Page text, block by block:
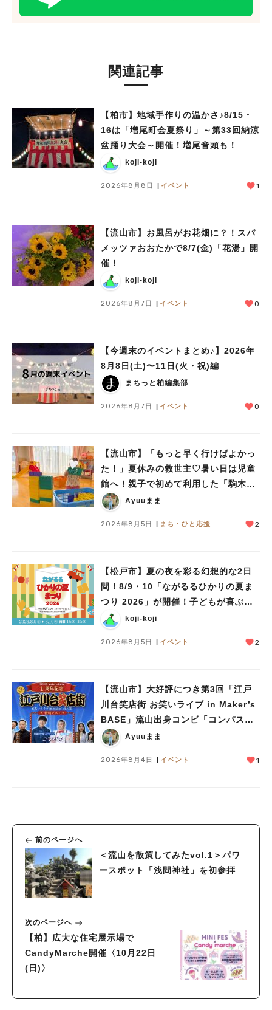
関連記事
【柏市】地域手作りの温かさ♪8/15・
16は「増尾町会夏祭り」～第33回納涼
盆踊り大会～開催！増尾音頭も！
koji-koji
2026年8月8日 イベント 1
【流山市】お風呂がお花畑に？！スパ
メッツァおおたかで8/7(金)「花湯」開
催！
koji-koji
2026年8月7日 イベント 0
【今週末のイベントまとめ♪】2026年
8月8日(土)〜11日(火・祝)編
まちっと柏編集部
2026年8月7日 イベント 0
【流山市】「もっと早く行けばよかっ
た！」夏休みの救世主♡暑い日は児童
館へ！親子で初めて利用した「駒木台
児童館」レポート
Ayuuまま
2026年8月5日 まち・ひと応援 2
【松戸市】夏の夜を彩る幻想的な2日
間！8/9・10「ながるるひかりの夏ま
つり 2026」が開催！子どもが喜ぶワ
ークショップや限定ヒーローショーも
koji-koji
2026年8月5日 イベント 2
【流山市】大好評につき第3回「江戸
川台笑店街 お笑いライブ in Maker’s
BASE」流山出身コンビ「コンパス」
も登場！8/23（日）
Ayuuまま
2026年8月4日 イベント 1
前のページへ
＜流山を散策してみたvol.1＞パワ
ースポット「浅間神社」を初参拝
次のページへ
【柏】広大な住宅展示場で
CandyMarche開催〈10月22日
(日)〉
#ラーメン #ショッピング #カフェ#スイーツ #パン#カレー#柏駅
#イベント#公園#教えたい／教えて投稿記事
#教えたい/こんなの見つけた